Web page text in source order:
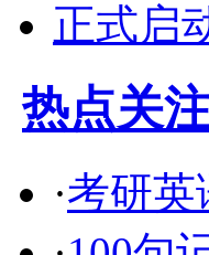
热点关注
·考研英